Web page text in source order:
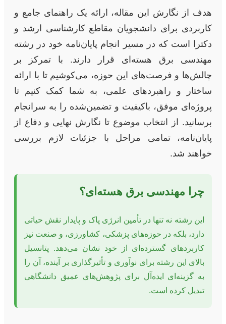
هدف از نگارش این مقاله، ارائه یک راهنمای جامع و
کاربردی برای دانشجویان مقاطع کارشناسی ارشد و
دکترا است که در مسیر انجام پایان‌نامه خود در رشته
مهندسی برق هسته‌ای قرار دارند. با تمرکز بر
چالش‌ها و فرصت‌های این حوزه، می‌کوشیم تا با ارائه
ساختار و راهبردهای علمی، به شما کمک کنیم تا
پروژه‌ای موفق، باکیفیت و تضمین‌شده را به سرانجام
برسانید. از انتخاب موضوع تا نگارش نهایی و دفاع از
پایان‌نامه، تمامی مراحل با جزئیات لازم بررسی
خواهند شد.
چرا مهندسی برق هسته‌ای؟
این رشته نه تنها در تأمین انرژی پاک و پایدار نقش حیاتی
دارد، بلکه در حوزه‌های پزشکی، کشاورزی، و صنعت نیز
کاربردهای گسترده‌ای از خود نشان می‌دهد. پتانسیل
بالای این رشته برای نوآوری و تأثیرگذاری بر آینده، آن را
به گزینه‌ای ایده‌آل برای پژوهش‌های عمیق دانشگاهی
تبدیل کرده است.